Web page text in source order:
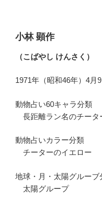
小林 顕作
（こばやし けんさく）
1971年（昭和46年）4月
動物占い60キャラ分類
長距離ラン名のチータ
動物占いカラー分類
チーターのイエロー
地球・月・太陽グルーブ
太陽グループ